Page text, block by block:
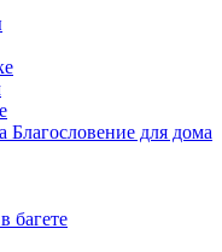
Благословение для дома
багете